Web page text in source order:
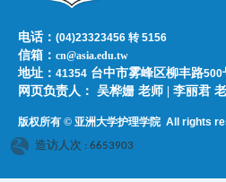
电话：(04)23323456 转 5156
信箱：cn@asia.edu.tw
地址：41354 台中市雾峰区柳丰路500
网页负责人：​​​ ​吴桦姗 老师 | 李丽君
版权所有 © 亚洲大学护理学院All rights
造访人次 : 6653903